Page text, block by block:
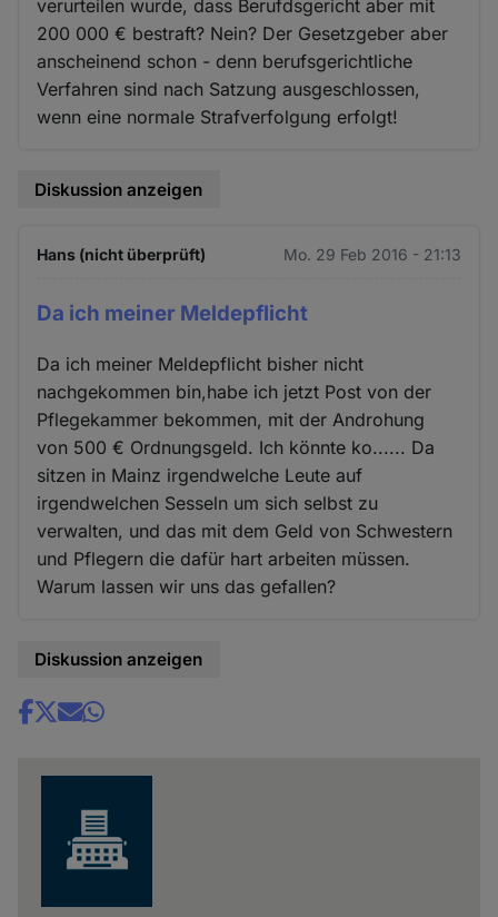
verurteilen wurde, dass Berufdsgericht aber mit
200 000 € bestraft? Nein? Der Gesetzgeber aber
anscheinend schon - denn berufsgerichtliche
Verfahren sind nach Satzung ausgeschlossen,
wenn eine normale Strafverfolgung erfolgt!
Diskussion anzeigen
Hans (nicht überprüft) Mo. 29 Feb 2016 - 21:13
Da ich meiner Meldepflicht
Da ich meiner Meldepflicht bisher nicht
nachgekommen bin,habe ich jetzt Post von der
Pflegekammer bekommen, mit der Androhung
von 500 € Ordnungsgeld. Ich könnte ko...... Da
sitzen in Mainz irgendwelche Leute auf
irgendwelchen Sesseln um sich selbst zu
verwalten, und das mit dem Geld von Schwestern
und Pflegern die dafür hart arbeiten müssen.
Warum lassen wir uns das gefallen?
Diskussion anzeigen
Share